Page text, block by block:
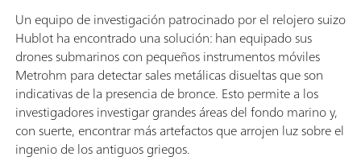
Un equipo de investigación patrocinado por el relojero suizo
Hublot ha encontrado una solución: han equipado sus
drones submarinos con pequeños instrumentos móviles
Metrohm para detectar sales metálicas disueltas que son
indicativas de la presencia de bronce. Esto permite a los
investigadores investigar grandes áreas del fondo marino y,
con suerte, encontrar más artefactos que arrojen luz sobre el
ingenio de los antiguos griegos.